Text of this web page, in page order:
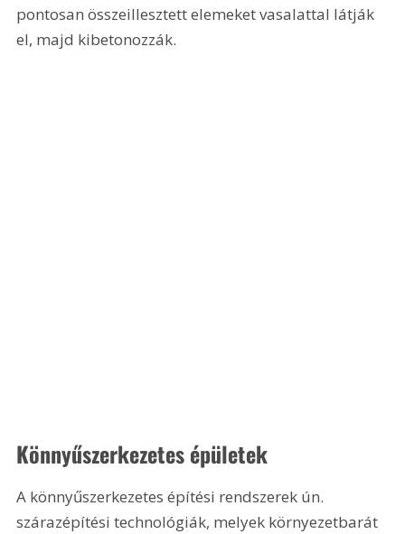
pontosan összeillesztett elemeket vasalattal látják
el, majd kibetonozzák.
Könnyűszerkezetes épületek
A könnyűszerkezetes építési rendszerek ún.
szárazépítési technológiák, melyek környezetbarát